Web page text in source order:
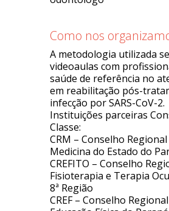
Como nos
A metodologia utilizada
videoaulas com
saúde de referência no
em reabilitação pós-
infecção por SARS-CoV-2.
Instituições parceiras
Classe:
CRM – Conselho Regional
Medicina do Estado do
CREFITO – Conselho
Fisioterapia e Terapia
8ª Região
CREF – Conselho